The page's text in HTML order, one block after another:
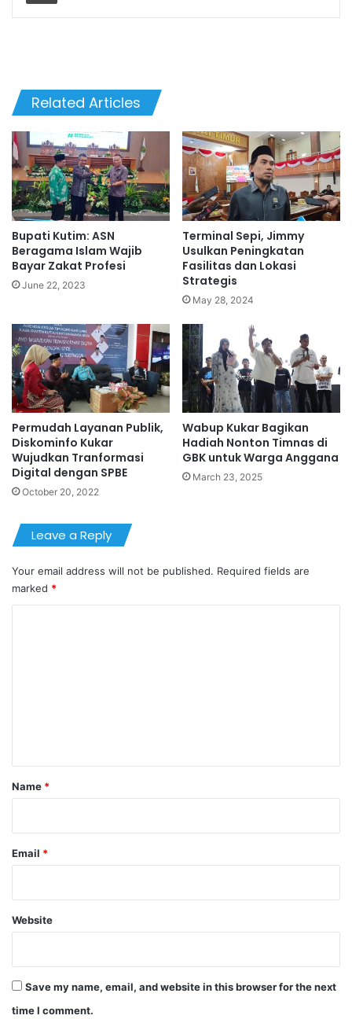
Related Articles
Bupati Kutim: ASN
Beragama Islam Wajib
Bayar Zakat Profesi
June 22, 2023
Terminal Sepi, Jimmy
Usulkan Peningkatan
Fasilitas dan Lokasi
Strategis
May 28, 2024
Permudah Layanan Publik,
Diskominfo Kukar
Wujudkan Tranformasi
Digital dengan SPBE
October 20, 2022
Wabup Kukar Bagikan
Hadiah Nonton Timnas di
GBK untuk Warga Anggana
March 23, 2025
Leave a Reply
Your email address will not be published. Required fields are
marked *
*
Name *
Email *
Website
Save my name, email, and website in this browser for the next
time I comment.